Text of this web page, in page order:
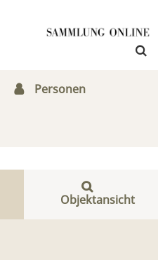
Personen
Objektansicht